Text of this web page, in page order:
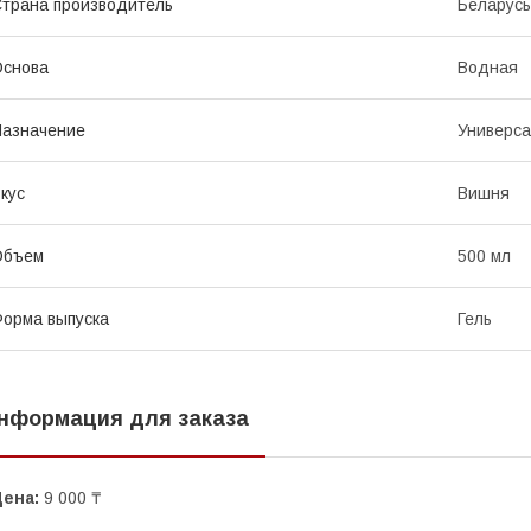
производитель Беларусь
Водная
Вишня
500 мл
выпуска Гель
для заказа
9 000 ₸